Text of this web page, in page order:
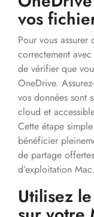
vos
Pour vous assurer
correctement
de vérifier que
OneDrive.
vos données sont
cloud et
Cette étape
bénéficier
de partage
d’exploitation Mac.
Utilisez